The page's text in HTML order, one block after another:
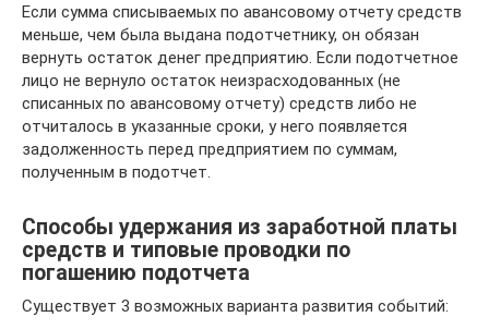
Если сумма списываемых по авансовому отчету средств
меньше, чем была выдана подотчетнику, он обязан
вернуть остаток денег предприятию. Если подотчетное
лицо не вернуло остаток неизрасходованных (не
списанных по авансовому отчету) средств либо не
отчиталось в указанные сроки, у него появляется
задолженность перед предприятием по суммам,
полученным в подотчет.
Способы удержания из заработной платы
средств и типовые проводки по
погашению подотчета
Существует 3 возможных варианта развития событий: